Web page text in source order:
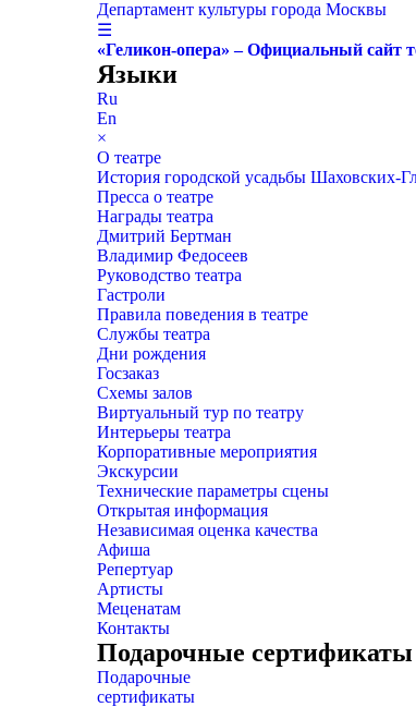
Департамент культуры города Москвы
☰
«Геликон-опера» – Официальный сайт
Языки
Ru
En
×
О театре
История городской усадьбы
Пресса о театре
Награды театра
Дмитрий Бертман
Владимир Федосеев
Руководство театра
Гастроли
Правила поведения в театре
Службы театра
Дни рождения
Госзаказ
Схемы залов
Виртуальный тур по театру
Интерьеры театра
Корпоративные мероприятия
Экскурсии
Технические параметры сцены
Открытая информация
Независимая оценка качества
Афиша
Репертуар
Артисты
Меценатам
Контакты
Подарочные сертификаты
Подарочные
сертификаты